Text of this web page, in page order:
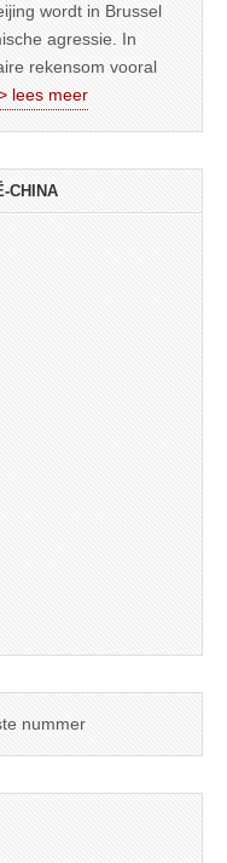
wordt in Brussel
agressie. In
rekensom vooral
lees meer
CHINA
nummer